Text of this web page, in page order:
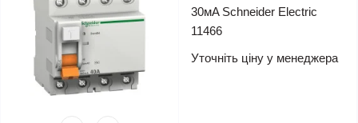
30мA Schneider Electric
11466
Уточніть ціну у менеджера